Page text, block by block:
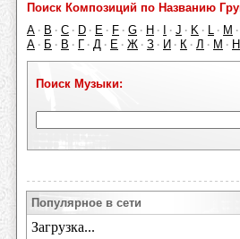
Поиск Композиций по Названию
A · B · C · D · E · F · G · H · · J · K · L · M ·
А · Б · В · Г · Д · Е · Ж · З · И · К · Л · М · Н
Поиск Музыки:
Популярное в сети